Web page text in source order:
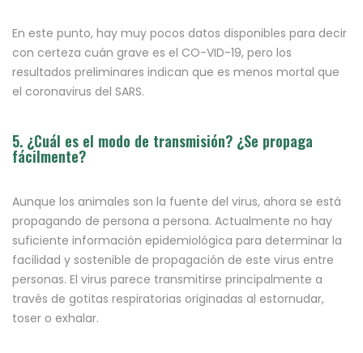
En este punto, hay muy pocos datos disponibles para decir
con certeza cuán grave es el CO-VID-19, pero los
resultados preliminares indican que es menos mortal que
el coronavirus del SARS.
5. ¿Cuál es el modo de transmisión? ¿Se propaga
fácilmente?
Aunque los animales son la fuente del virus, ahora se está
propagando de persona a persona. Actualmente no hay
suficiente información epidemiológica para determinar la
facilidad y sostenible de propagación de este virus entre
personas. El virus parece transmitirse principalmente a
través de gotitas respiratorias originadas al estornudar,
toser o exhalar.